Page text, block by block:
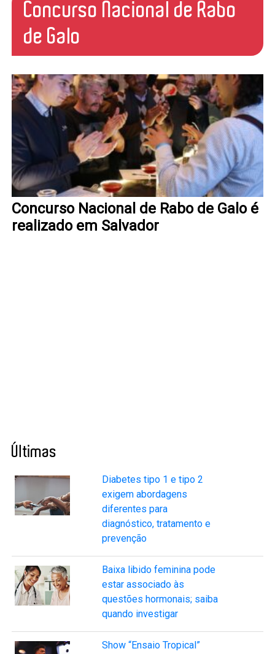
Concurso Nacional de Rabo
de Galo
Concurso Nacional de Rabo de Galo é
realizado em Salvador
Últimas
Diabetes tipo 1 e tipo 2
exigem abordagens
diferentes para
diagnóstico, tratamento e
prevenção
Baixa libido feminina pode
estar associado às
questões hormonais; saiba
quando investigar
Show “Ensaio Tropical”